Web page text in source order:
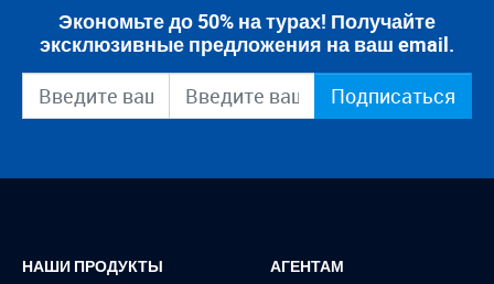
Экономьте до 50% на турах! Получайте
эксклюзивные предложения на ваш email.
Подписаться
НАШИ ПРОДУКТЫ
АГЕНТАМ